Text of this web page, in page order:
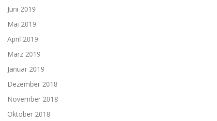
Juni 2019
Mai 2019
April 2019
März 2019
Januar 2019
Dezember 2018
November 2018
Oktober 2018